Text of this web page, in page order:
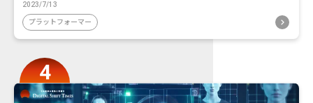
2023/7/13
プラットフォーマー